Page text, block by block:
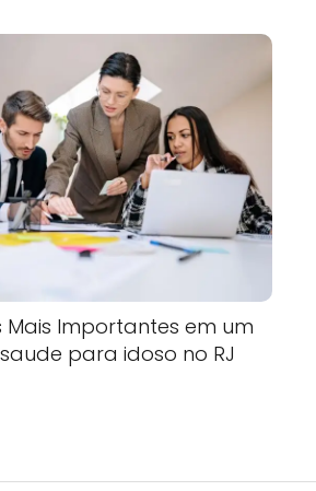
Importantes em um
para idoso no RJ